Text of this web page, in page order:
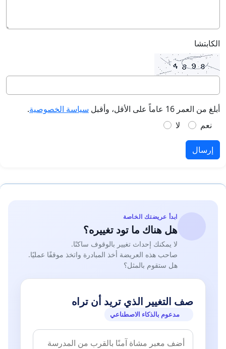
الكابتشا
أبلغ من العمر 16 عاماً على الأقل، وأقبل سياسة الخصوصية.
نعم
لا
إرسال
ابدأ عريضتك الخاصة
هل هناك ما تود تغييره؟
لا يمكنك إحداث تغيير بالوقوف ساكنًا.
صاحب هذه العريضة أخذ المبادرة واتخذ موقفًا عمليًا.
هل ستقوم بالمثل؟
صف التغيير الذي تريد أن تراه
مدعوم بالذكاء الاصطناعي